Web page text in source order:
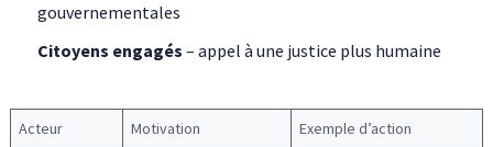
gouvernementales
Citoyens engagés – appel à une justice plus humaine
Acteur Motivation Exemple d’action